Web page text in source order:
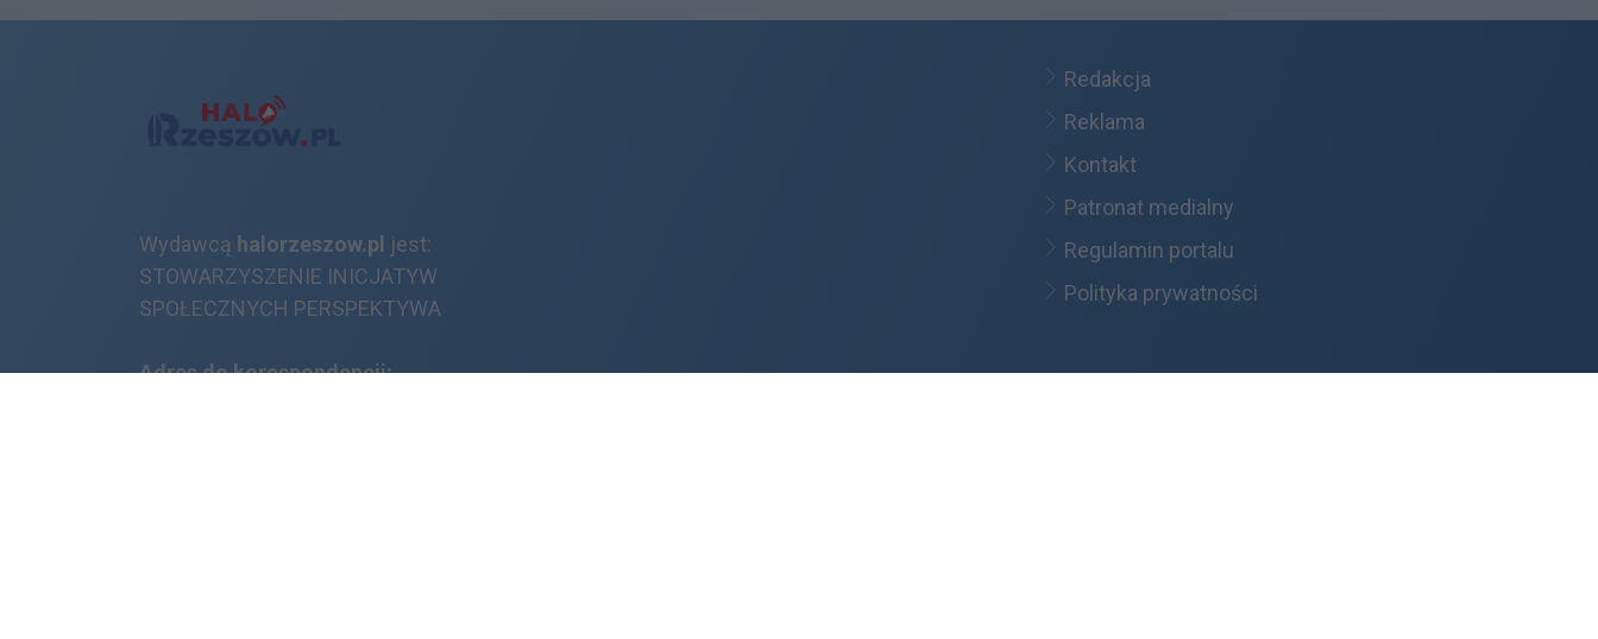
Wydawcą halorzeszow.pl jest:
STOWARZYSZENIE INICJATYW
SPOŁECZNYCH PERSPEKTYWA
Adres do korespondencji:
Redakcja
Reklama
Kontakt
Patronat medialny
Regulamin portalu
Polityka prywatności